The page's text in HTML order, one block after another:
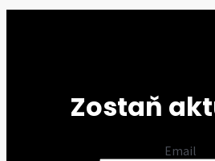
Zostaň
Email